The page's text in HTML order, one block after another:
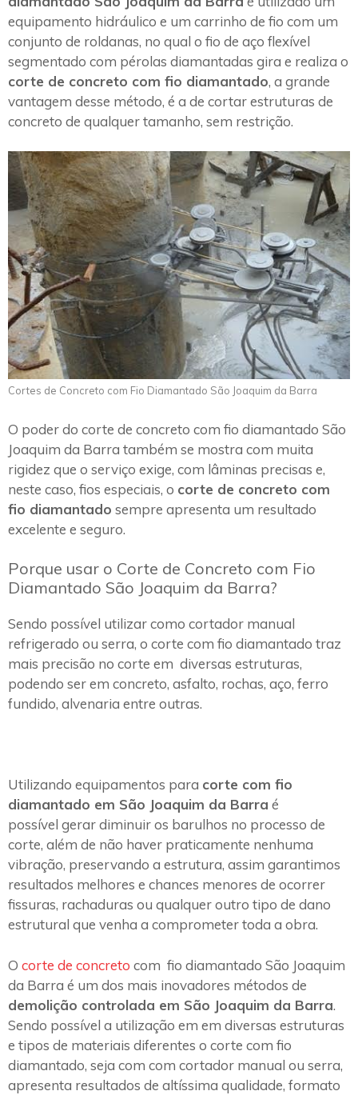
equipamento hidráulico e um carrinho de fio com um
conjunto de roldanas, no qual o fio de aço flexível
segmentado com pérolas diamantadas gira e realiza o
corte de concreto com fio diamantado, a grande
vantagem desse método, é a de cortar estruturas de
concreto de qualquer tamanho, sem restrição.
Cortes de Concreto com Fio Diamantado São Joaquim da Barra
O poder do corte de concreto com fio diamantado São
Joaquim da Barra também se mostra com muita
rigidez que o serviço exige, com lâminas precisas e,
neste caso, fios especiais, o corte de concreto com
fio diamantado sempre apresenta um resultado
excelente e seguro.
Porque usar o Corte de Concreto com Fio
Diamantado São Joaquim da Barra?
Sendo possível utilizar como cortador manual
refrigerado ou serra, o corte com fio diamantado traz
mais precisão no corte em diversas estruturas,
podendo ser em concreto, asfalto, rochas, aço, ferro
fundido, alvenaria entre outras.
Utilizando equipamentos para corte com fio
diamantado em São Joaquim da Barra é
possível gerar diminuir os barulhos no processo de
corte, além de não haver praticamente nenhuma
vibração, preservando a estrutura, assim garantimos
resultados melhores e chances menores de ocorrer
fissuras, rachaduras ou qualquer outro tipo de dano
estrutural que venha a comprometer toda a obra.
O corte de concreto com fio diamantado São Joaquim
da Barra é um dos mais inovadores métodos de
demolição controlada em São Joaquim da Barra.
Sendo possível a utilização em em diversas estruturas
e tipos de materiais diferentes o corte com fio
diamantado, seja com com cortador manual ou serra,
apresenta resultados de altíssima qualidade, formato